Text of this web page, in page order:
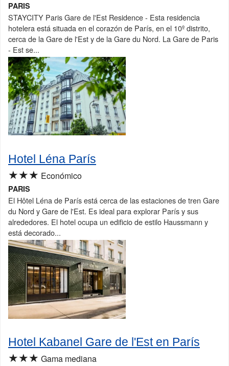
PARIS
STAYCITY Paris Gare de l'Est Residence - Esta residencia
hotelera está situada en el corazón de París, en el 10º distrito,
cerca de la Gare de l'Est y de la Gare du Nord. La Gare de Paris
- Est se...
Hotel Léna París
★★★ Económico
PARIS
El Hôtel Léna de París está cerca de las estaciones de tren Gare
du Nord y Gare de l'Est. Es ideal para explorar París y sus
alrededores. El hotel ocupa un edificio de estilo Haussmann y
está decorado...
Hotel Kabanel Gare de l'Est en París
★★★ Gama mediana